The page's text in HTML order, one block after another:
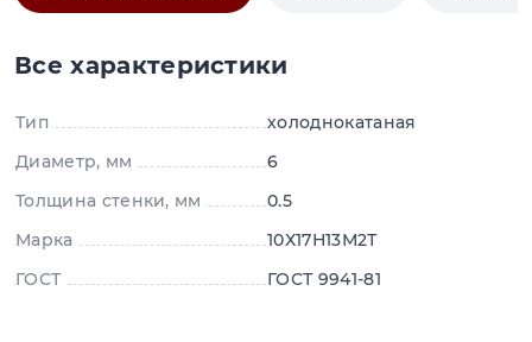
Все характеристики
Тип
холоднокатаная
Диаметр, мм
6
Толщина стенки, мм
0.5
Марка
10Х17Н13М2Т
ГОСТ
ГОСТ 9941-81